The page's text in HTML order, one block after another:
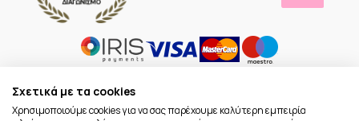
Σχετικά με τα cookies
Χρησιμοποιούμε cookies για να σας παρέχουμε καλύτερη εμπειρία